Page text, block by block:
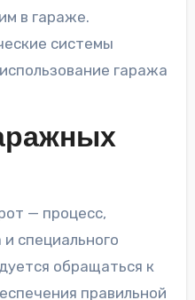
в гараже.
системы
гаража
— процесс,
специального
обращаться к
правильной